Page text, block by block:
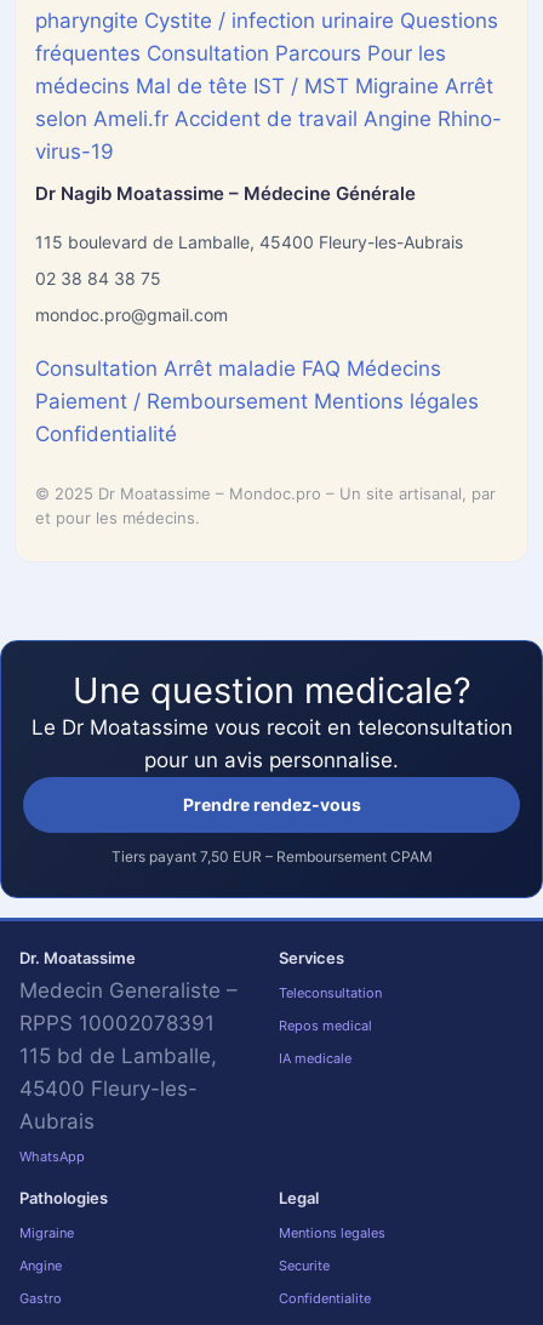
pharyngite Cystite / infection urinaire Questions
fréquentes Consultation Parcours Pour les
médecins Mal de tête IST / MST Migraine Arrêt
selon Ameli.fr Accident de travail Angine Rhino-
virus-19
Dr Nagib Moatassime – Médecine Générale
115 boulevard de Lamballe, 45400 Fleury-les-Aubrais
02 38 84 38 75
mondoc.pro@gmail.com
Consultation Arrêt maladie FAQ Médecins
Paiement / Remboursement Mentions légales
Confidentialité
© 2025 Dr Moatassime – Mondoc.pro – Un site artisanal, par
et pour les médecins.
Une question medicale?
Le Dr Moatassime vous recoit en teleconsultation
pour un avis personnalise.
Prendre rendez-vous
Tiers payant 7,50 EUR – Remboursement CPAM
Dr. Moatassime
Medecin Generaliste –
RPPS 10002078391
115 bd de Lamballe,
45400 Fleury-les-
Aubrais
WhatsApp
Services
Teleconsultation
Repos medical
IA medicale
Pathologies
Migraine
Angine
Gastro
Legal
Mentions legales
Securite
Confidentialite